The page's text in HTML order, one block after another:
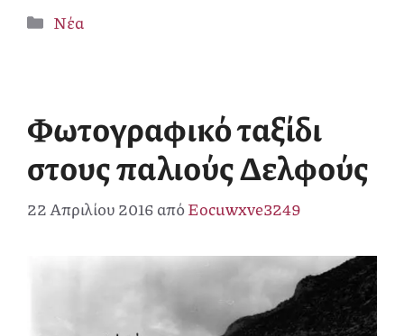
Κατηγορίες
Νέα
Φωτογραφικό ταξίδι
στους παλιούς Δελφούς
22 Απριλίου 2016απόEocuwxve3249